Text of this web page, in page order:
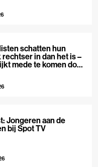
schatten hun
in dan het is –
mede te komen door
Jongeren aan de
bij Spot TV